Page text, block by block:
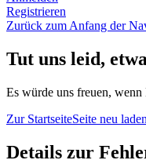
Registrieren
Zurück zum Anfang der
Tut uns leid,
Es würde uns freuen,
Zur StartseiteSeite neu laden
Details zur